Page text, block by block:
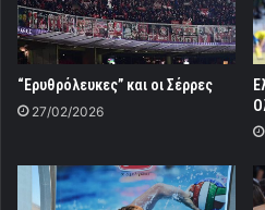
“Ερυθρόλευκες” και οι Σέρρες
27/02/2026